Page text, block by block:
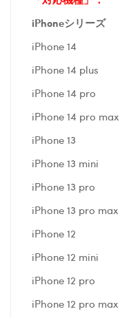
iPhoneシリーズ
iPhone 14
iPhone 14 plus
iPhone 14 pro
iPhone 14 pro max
iPhone 13
iPhone 13 mini
iPhone 13 pro
iPhone 13 pro max
iPhone 12
iPhone 12 mini
iPhone 12 pro
iPhone 12 pro max